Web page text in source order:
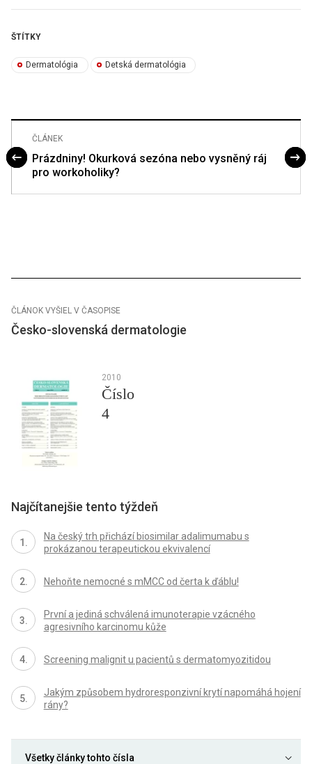
ŠTÍTKY
Dermatológia Detská dermatológia
ČLÁNEK
Prázdniny! Okurková sezóna nebo vysněný ráj
pro workoholiky?
ČLÁNOK VYŠIEL V ČASOPISE
Česko-slovenská dermatologie
2010
Číslo
4
Najčítanejšie tento týždeň
Na český trh přichází biosimilar adalimumabu s
prokázanou terapeutickou ekvivalencí
Nehoňte nemocné s mMCC od čerta k ďáblu!
První a jediná schválená imunoterapie vzácného
agresivního karcinomu kůže
Screening malignit u pacientů s dermatomyozitidou
Jakým způsobem hydroresponzivní krytí napomáhá hojení
rány?
Všetky články tohto čísla